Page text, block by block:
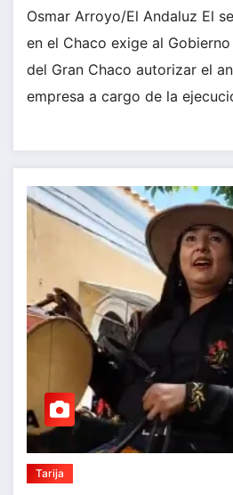
Osmar Arroyo/El Andaluz El
en el Chaco exige al
del Gran Chaco autorizar el
empresa a cargo de la
Tarija